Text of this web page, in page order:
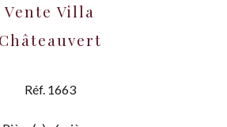
Vente Villa
Châteauvert
Réf. 1663